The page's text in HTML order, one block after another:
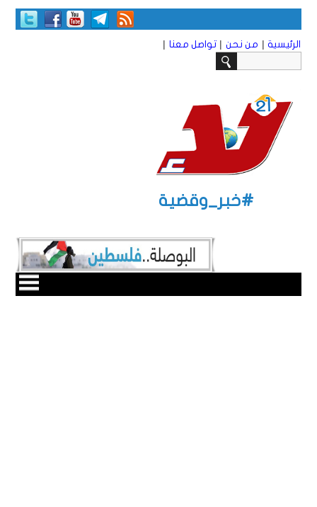
الرئيسية | من نحن | تواصل معنا |
#خبر_وقضية